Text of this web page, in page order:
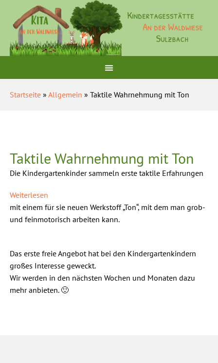
Startseite » Allgemein » Taktile Wahrnehmung mit Ton
Taktile Wahrnehmung mit Ton
Die Kindergartenkinder sammeln erste taktile Erfahrungen
Weiterlesen
mit einem für sie neuen Werkstoff „Ton“, mit dem man grob-
und feinmotorisch arbeiten kann.
Das erste freie Angebot hat bei den Kindergartenkindern
großes Interesse geweckt.
Wir werden in den nächsten Wochen und Monaten dazu
mehr anbieten. 🙂